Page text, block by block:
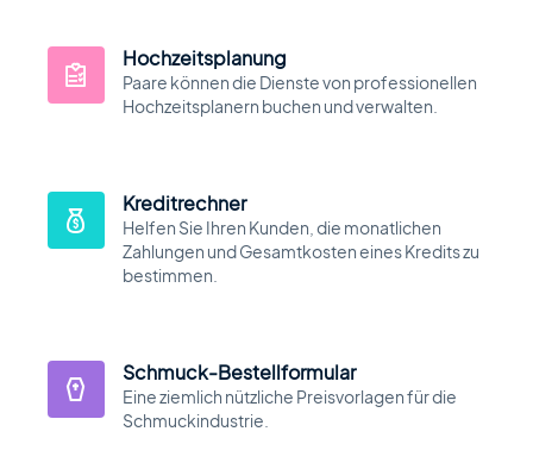
Hochzeitsplanung
Paare können die Dienste von professionellen
Hochzeitsplanern buchen und verwalten.
Kreditrechner
Helfen Sie Ihren Kunden, die monatlichen
Zahlungen und Gesamtkosten eines Kredits zu
bestimmen.
Schmuck-Bestellformular
Eine ziemlich nützliche Preisvorlagen für die
Schmuckindustrie.